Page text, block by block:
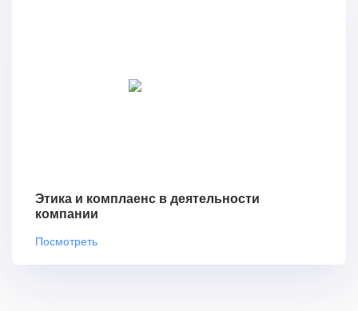
Этика и комплаенс в деятельности
компании
Посмотреть